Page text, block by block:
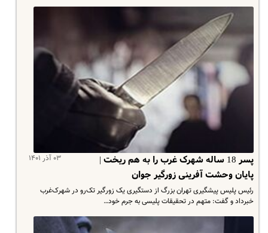
۰۳ آذر ۱۴۰۱
پسر 18 ساله شهرک غرب را به هم ریخت |
پایان وحشت آفرینی زورگیر جوان
رئیس پلیس پیشگیری تهران بزرگ از دستگیری یک زورگیر تک‌رو در شهرک‌غرب
خبرداد و گفت: متهم در تحقیقات پلیسی به جرم خود…